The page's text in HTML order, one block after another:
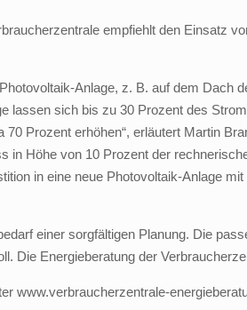
empfiehlt den Einsatz
Anlage, z. B. auf dem Dach
lassen sich bis zu 30 Prozent des
Prozent erhöhen“, erläutert Martin
in Höhe von 10 Prozent der
in eine neue Photovoltaik-Anlage
einer sorgfältigen Planung. Die
Die Energieberatung der
www.verbraucherzentrale-